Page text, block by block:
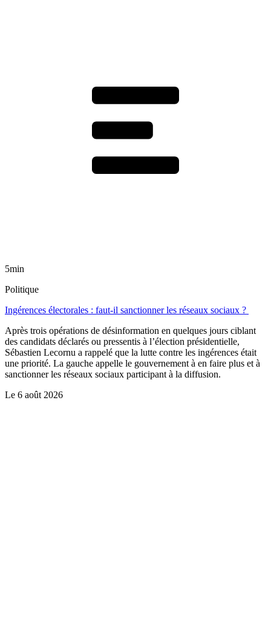
5min
Politique
Ingérences électorales : faut-il sanctionner les réseaux sociaux ?
Après trois opérations de désinformation en quelques jours ciblant
des candidats déclarés ou pressentis à l’élection présidentielle,
Sébastien Lecornu a rappelé que la lutte contre les ingérences était
une priorité. La gauche appelle le gouvernement à en faire plus et à
sanctionner les réseaux sociaux participant à la diffusion.
Le 6 août 2026